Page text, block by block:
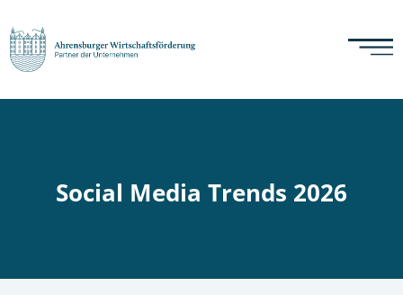
Social Media Trends 2026